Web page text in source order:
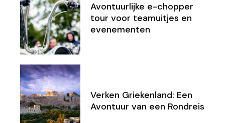
Avontuurlijke e-chopper
tour voor teamuitjes en
evenementen
Verken Griekenland: Een
Avontuur van een Rondreis